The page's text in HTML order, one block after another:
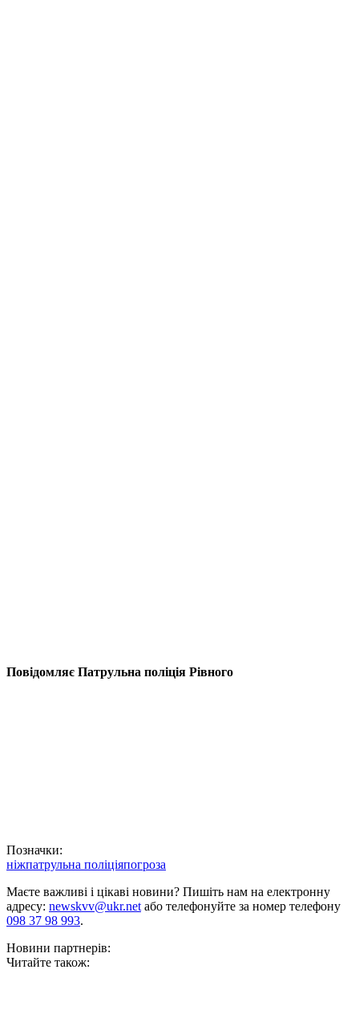
Повідомляє Патрульна поліція Рівного
Позначки:
ніжпатрульна поліціяпогроза
Маєте важливі і цікаві новини? Пишіть нам на електронну
адресу: newskvv@ukr.netабо телефонуйте за номер телефону
098 37 98 993.
Новини партнерів:
Читайте також: